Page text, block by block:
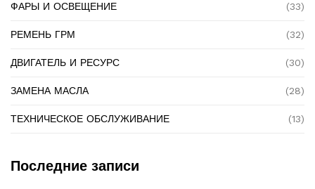
ФАРЫ И ОСВЕЩЕНИЕ (33)
РЕМЕНЬ ГРМ (32)
ДВИГАТЕЛЬ И РЕСУРС (30)
ЗАМЕНА МАСЛА (28)
ТЕХНИЧЕСКОЕ ОБСЛУЖИВАНИЕ (13)
Последние записи